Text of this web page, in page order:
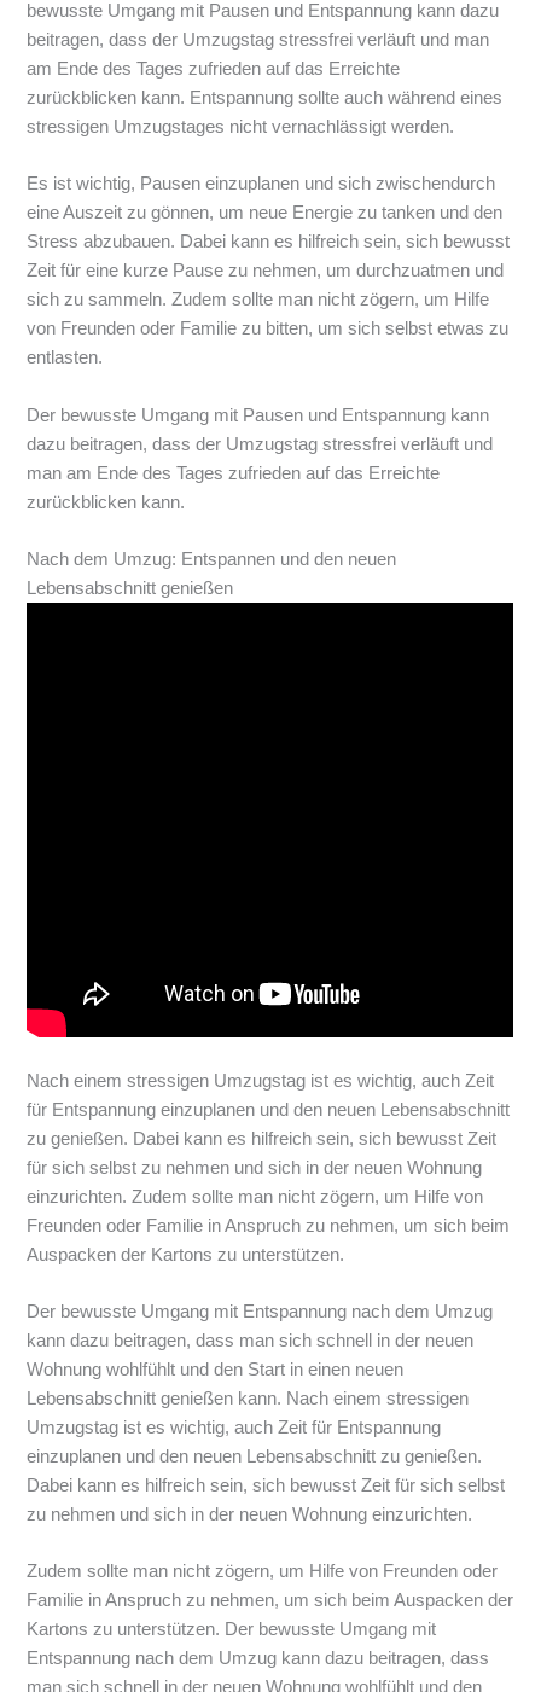
bewusste Umgang mit Pausen und Entspannung kann dazu
beitragen, dass der Umzugstag stressfrei verläuft und man
am Ende des Tages zufrieden auf das Erreichte
zurückblicken kann. Entspannung sollte auch während eines
stressigen Umzugstages nicht vernachlässigt werden.
Es ist wichtig, Pausen einzuplanen und sich zwischendurch
eine Auszeit zu gönnen, um neue Energie zu tanken und den
Stress abzubauen. Dabei kann es hilfreich sein, sich bewusst
Zeit für eine kurze Pause zu nehmen, um durchzuatmen und
sich zu sammeln. Zudem sollte man nicht zögern, um Hilfe
von Freunden oder Familie zu bitten, um sich selbst etwas zu
entlasten.
Der bewusste Umgang mit Pausen und Entspannung kann
dazu beitragen, dass der Umzugstag stressfrei verläuft und
man am Ende des Tages zufrieden auf das Erreichte
zurückblicken kann.
Nach dem Umzug: Entspannen und den neuen
Lebensabschnitt genießen
Nach einem stressigen Umzugstag ist es wichtig, auch Zeit
für Entspannung einzuplanen und den neuen Lebensabschnitt
zu genießen. Dabei kann es hilfreich sein, sich bewusst Zeit
für sich selbst zu nehmen und sich in der neuen Wohnung
einzurichten. Zudem sollte man nicht zögern, um Hilfe von
Freunden oder Familie in Anspruch zu nehmen, um sich beim
Auspacken der Kartons zu unterstützen.
Der bewusste Umgang mit Entspannung nach dem Umzug
kann dazu beitragen, dass man sich schnell in der neuen
Wohnung wohlfühlt und den Start in einen neuen
Lebensabschnitt genießen kann. Nach einem stressigen
Umzugstag ist es wichtig, auch Zeit für Entspannung
einzuplanen und den neuen Lebensabschnitt zu genießen.
Dabei kann es hilfreich sein, sich bewusst Zeit für sich selbst
zu nehmen und sich in der neuen Wohnung einzurichten.
Zudem sollte man nicht zögern, um Hilfe von Freunden oder
Familie in Anspruch zu nehmen, um sich beim Auspacken der
Kartons zu unterstützen. Der bewusste Umgang mit
Entspannung nach dem Umzug kann dazu beitragen, dass
man sich schnell in der neuen Wohnung wohlfühlt und den